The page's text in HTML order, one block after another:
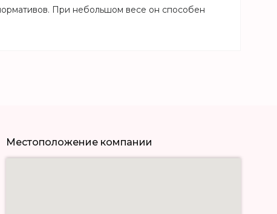
При небольшом весе он способен
Местоположение компании